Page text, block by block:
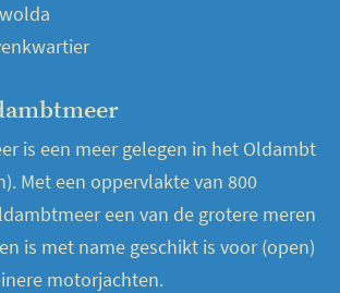
is een meer gelegen in het Oldambt
Met een oppervlakte van 800
een van de grotere meren
is met name geschikt is voor (open)
motorjachten.